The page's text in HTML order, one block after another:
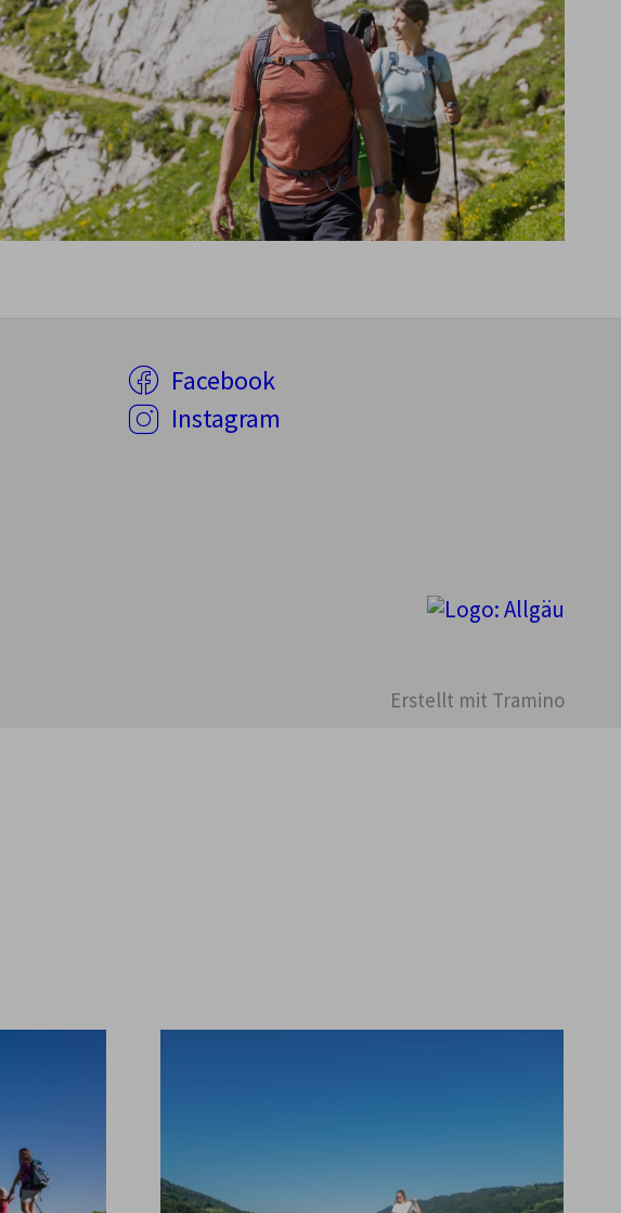
Facebook
Instagram
Erstellt mit Tramino